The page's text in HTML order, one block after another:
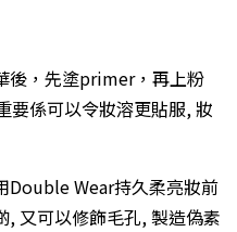
後，先塗primer，再上粉
要係可以令妝溶更貼服, 妝
Double Wear持久柔亮妝前
, 又可以修飾毛孔, 製造偽素